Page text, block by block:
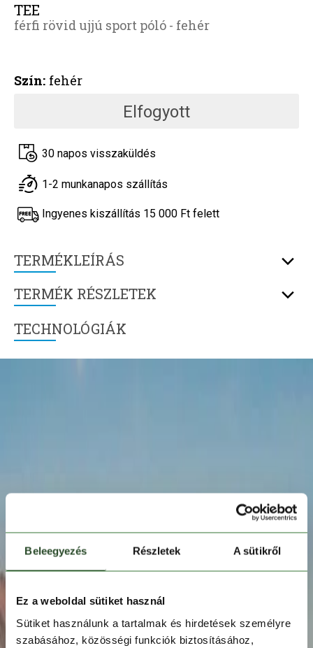
Beleegyezés Részletek A sütikről
Ez a weboldal sütiket használ
Sütiket használunk a tartalmak és hirdetések személyre
szabásához, közösségi funkciók biztosításához,
TERMÉKLEÍRÁS
TERMÉK RÉSZLETEK
TECHNOLÓGIÁK
TEE
férfi rövid ujjú sport póló - fehér
Szín: fehér
Elfogyott
30 napos visszaküldés
1-2 munkanapos szállítás
Ingyenes kiszállítás 15 000 Ft felett